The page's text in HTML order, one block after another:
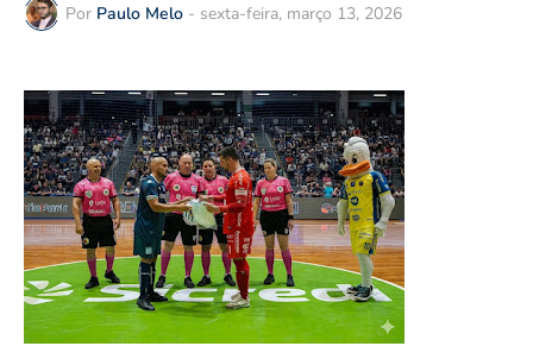
Por Paulo Melo - sexta-feira, março 13, 2026